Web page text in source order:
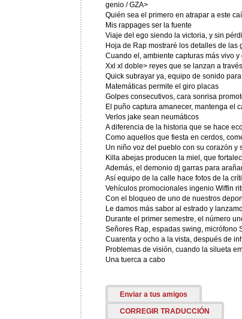
genio / GZA>
Quién sea el primero en atrapar a este
Mis rappages ser la fuente
Viaje del ego siendo la victoria, y sin
Hoja de Rap mostraré los detalles de las
Cuando el, ambiente capturas más vivo
Xxl xl doble> reyes que se lanzan a
Quick subrayar ya, equipo de sonido
Matemáticas permite el giro placas
Golpes consecutivos, cara sonrisa
El puño captura amanecer, mantenga el
Verlos jake sean neumáticos
A diferencia de la historia que se hace
Como aquellos que fiesta en cerdos,
Un niño voz del pueblo con su corazón y
Killa abejas producen la miel, que
Además, el demonio dj garras para
Así equipo de la calle hace fotos de la
Vehículos promocionales ingenio Wiffin
Con el bloqueo de uno de nuestros
Le damos más sabor al estrado y
Durante el primer semestre, el número
Señores Rap, espadas swing, micrófono
Cuarenta y ocho a la vista, después de
Problemas de visión, cuando la silueta
Una tuerca a cabo
Enviar a tus amigos
CORREGIR TRADUCCIÓN